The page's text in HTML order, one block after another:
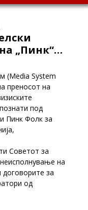
„Пинк“…
(Media System
преносот на
под
Пинк Фолк за
Советот за
на
договорите за
од